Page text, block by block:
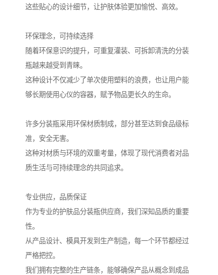
这些贴心的设计细节，让护肤体验更加愉悦、高效。
环保理念，可持续选择
随着环保意识的提升，可重复灌装、可拆卸清洗的分装
瓶越来越受到青睐。
这种设计不仅减少了单次使用塑料的浪费，也让用户能
够长期使用心仪的容器，赋予物品更长久的生命。
许多分装瓶采用环保材质制成，部分甚至达到食品级标
准，安全无害。
这种对材质与环境的双重考量，体现了现代消费者对品
质生活与可持续理念的共同追求。
专业供应，品质保证
作为专业的护肤品分装瓶供应商，我们深知品质的重要
性。
从产品设计、模具开发到生产制造，每一个环节都经过
严格把控。
我们拥有完整的生产链条，能够确保产品从概念到成品